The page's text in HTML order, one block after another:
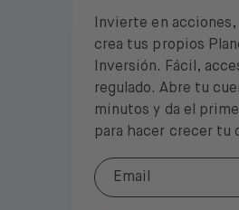
Invierte en acciones,
crea tus propios
Inversión. Fácil,
regulado. Abre tu
minutos y da el
para hacer crecer tu